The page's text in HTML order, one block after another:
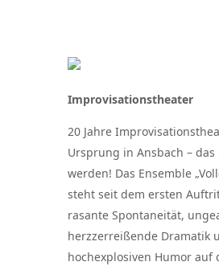
Kontakt &
Improvisationstheater
20 Jahre
Ursprung in Ansbach –
werden! Das Ensemble
steht seit dem ersten
rasante Spontaneität,
herzzerreißende Dramatik
hochexplosiven Humor auf